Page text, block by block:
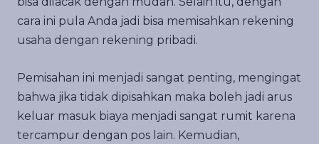
cara ini pula Anda jadi bisa memisahkan rekening
usaha dengan rekening pribadi.
Pemisahan ini menjadi sangat penting, mengingat
bahwa jika tidak dipisahkan maka boleh jadi arus
keluar masuk biaya menjadi sangat rumit karena
tercampur dengan pos lain. Kemudian,